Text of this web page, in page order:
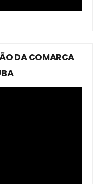
DA COMARCA